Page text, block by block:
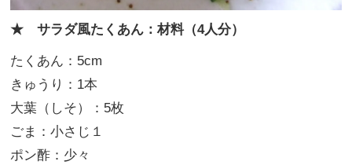
★ サラダ風たくあん：材料（4人分）
たくあん：5cm
きゅうり：1本
大葉（しそ）：5枚
ごま：小さじ１
ポン酢：少々